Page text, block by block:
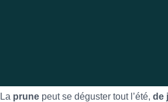
La prune peut se déguster tout l’été, de